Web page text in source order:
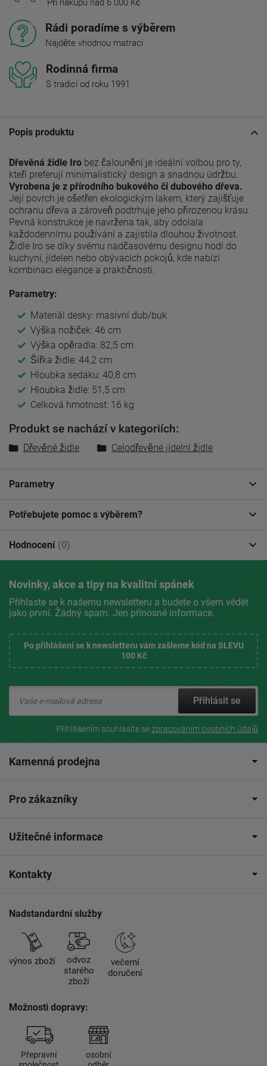
Při nákupu nad 6 000 Kč
Rádi poradíme s výběrem
Najděte vhodnou matraci
Rodinná firma
S tradicí od roku 1991
Popis produktu
Dřevěná židle Iro bez čalounění je ideální volbou pro ty,
kteří preferují minimalistický design a snadnou údržbu.
Vyrobena je z přírodního bukového či dubového dřeva.
Její povrch je ošetřen ekologickým lakem, který zajišťuje
ochranu dřeva a zároveň podtrhuje jeho přirozenou krásu.
Pevná konstrukce je navržena tak, aby odolala
každodennímu používání a zajistila dlouhou životnost.
Židle Iro se díky svému nadčasovému designu hodí do
kuchyní, jídelen nebo obývacích pokojů, kde nabízí
kombinaci elegance a praktičnosti.
Parametry:
Materiál desky: masivní dub/buk
Výška nožiček: 46 cm
Výška opěradla: 82,5 cm
Šířka židle: 44,2 cm
Hloubka sedáku: 40,8 cm
Hloubka židle: 51,5 cm
Celková hmotnost: 16 kg
Produkt se nachází v kategoriích:
Dřevěné židle Celodřevěné jídelní židle
Parametry
Potřebujete pomoc s výběrem?
Hodnocení (0)
Novinky, akce a tipy na kvalitní spánek
Přihlaste se k našemu newsletteru a budete o všem vědět
jako první. Žádný spam. Jen přínosné informace.
Po přihlášení se k newsletteru vám zašleme kód na SLEVU
100 Kč
Přihlásit se
Přihlášením souhlasíte sezpracovaním osobních údajů
Kamenná prodejna
Pro zákazníky
Užitečné informace
Kontakty
Nadstandardní služby
výnos zboží
odvoz
starého
zboží
večerní
doručení
Možnosti dopravy:
Přepravní
osobní